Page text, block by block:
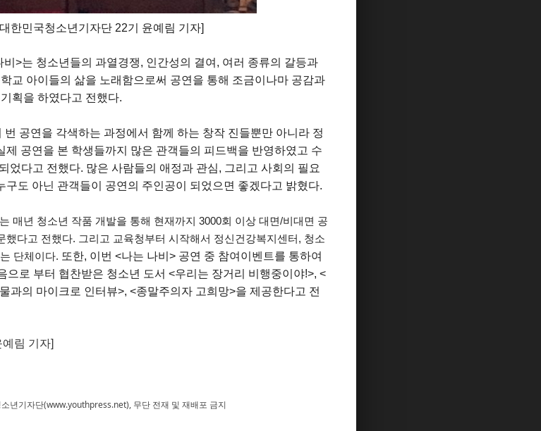
한민국청소년기자단 22기 윤예림 기자]
>는 청소년들의 과열경쟁, 인간성의 결여, 여러 종류의 갈등과
교 아이들의 삶을 노래함으로써 공연을 통해 조금이나마 공감과
획을 하였다고 전했다.
공연을 각색하는 과정에서 함께 하는 창작 진들뿐만 아니라 정
제 공연을 본 학생들까지 많은 관객들의 피드백을 반영하였고 수
었다고 전했다. 많은 사람들의 애정과 관심, 그리고 사회의 필요
구도 아닌 관객들이 공연의 주인공이 되었으면 좋겠다고 밝혔다.
매년 청소년 작품 개발을 통해 현재까지 3000회 이상 대면/비대면 공
했다고 전했다. 그리고 교육청부터 시작해서 정신건강복지센터, 청소
단체이다. 또한, 이번 <나는 나비> 공연 중 참여이벤트를 통하여
로 부터 협찬받은 청소년 도서 <우리는 장거리 비행중이야!>, <
과의 마이크로 인터뷰>, <종말주의자 고희망>을 제공한다고 전
예림 기자]
년기자단(www.youthpress.net), 무단 전재 및 재배포 금지